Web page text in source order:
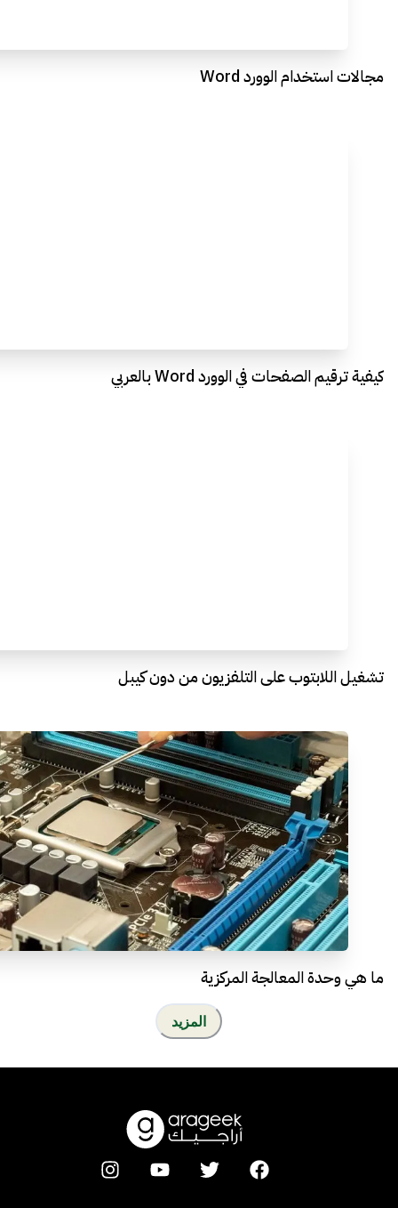
مجالات استخدام الوورد Word
كيفية ترقيم الصفحات في الوورد Word بالعربي
تشغيل اللابتوب على التلفزيون من دون كيبل
ما هي وحدة المعالجة المركزية
المزيد